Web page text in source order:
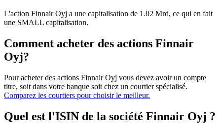
L'action Finnair Oyj a une capitalisation de 1.02 Mrd, ce qui en fait
une SMALL capitalisation.
Comment acheter des actions Finnair
Oyj?
Pour acheter des actions Finnair Oyj vous devez avoir un compte
titre, soit dans votre banque soit chez un courtier spécialisé.
Comparez les courtiers pour choisir le meilleur.
Quel est l'ISIN de la société Finnair Oyj ?